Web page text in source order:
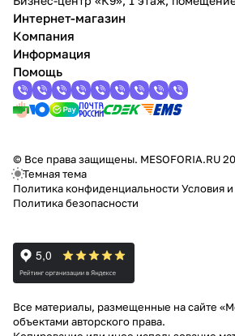
Интернет-магазин
Компания
Информация
Помощь
© Все права защищены. MESOFORIA.RU
Темная тема
Политика конфиденциальности Условия
Политика безопасности
Все материалы, размещенные на сайте
объектами авторского права.